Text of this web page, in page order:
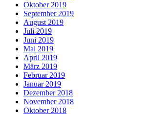
Oktober 2019
September 2019
August 2019
Juli 2019
Juni 2019
Mai 2019
April 2019
März 2019
Februar 2019
Januar 2019
Dezember 2018
November 2018
Oktober 2018